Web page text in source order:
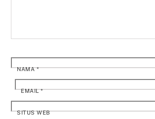
NAMA*
EMAIL*
SITUS WEB